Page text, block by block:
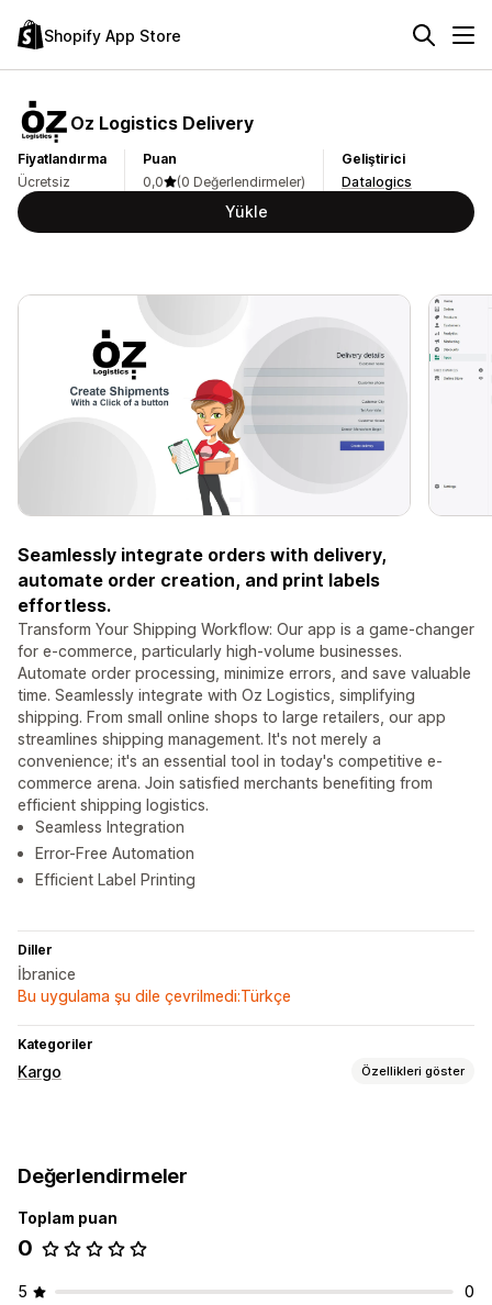
Shopify App Store
Oz Logistics Delivery
Fiyatlandırma
Ücretsiz
Puan
0,0
(0 Değerlendirmeler)
Geliştirici
Datalogics
Yükle
Seamlessly integrate orders with delivery,
automate order creation, and print labels
effortless.
Transform Your Shipping Workflow: Our app is a game-changer
for e-commerce, particularly high-volume businesses.
Automate order processing, minimize errors, and save valuable
time. Seamlessly integrate with Oz Logistics, simplifying
shipping. From small online shops to large retailers, our app
streamlines shipping management. It's not merely a
convenience; it's an essential tool in today's competitive e-
commerce arena. Join satisfied merchants benefiting from
efficient shipping logistics.
Seamless Integration
Error-Free Automation
Efficient Label Printing
Diller
İbranice
Bu uygulama şu dile çevrilmedi:Türkçe
Kategoriler
Kargo Özellikleri göster
Kargoları yönetme
Sipariş senkronizasyonu
Sipariş güncellemeleri
Değerlendirmeler
Toplam puan
0
5
0